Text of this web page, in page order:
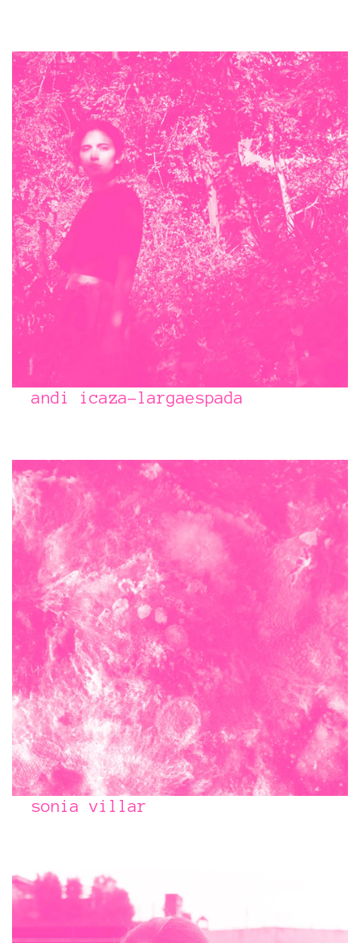
andi icaza-largaespada
sonia villar